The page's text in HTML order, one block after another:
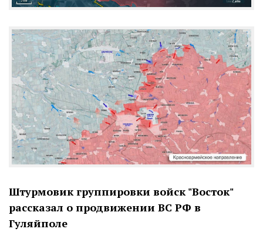
Штурмовик группировки войск "Восток"
рассказал о продвижении ВС РФ в
Гуляйполе